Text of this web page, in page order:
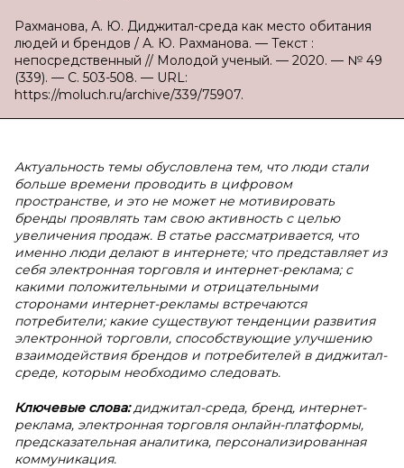
Рахманова, А. Ю. Диджитал-среда как место обитания
людей и брендов / А. Ю. Рахманова. — Текст :
непосредственный // Молодой ученый. — 2020. — № 49
(339). — С. 503-508. — URL:
https://moluch.ru/archive/339/75907.
Актуальность темы обусловлена тем, что люди стали
больше времени проводить в цифровом
пространстве, и это не может не мотивировать
бренды проявлять там свою активность с целью
увеличения продаж. В статье рассматривается, что
именно люди делают в интернете; что представляет из
себя электронная торговля и интернет-реклама; с
какими положительными и отрицательными
сторонами интернет-рекламы встречаются
потребители; какие существуют тенденции развития
электронной торговли, способствующие улучшению
взаимодействия брендов и потребителей в диджитал-
среде, которым необходимо следовать.
Ключевые слова:диджитал-среда, бренд, интернет-
реклама, электронная торговля онлайн-платформы,
предсказательная аналитика, персонализированная
коммуникация.